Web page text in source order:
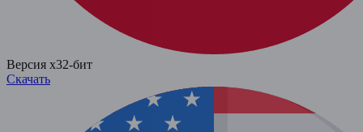
Версия x32-бит
Скачать